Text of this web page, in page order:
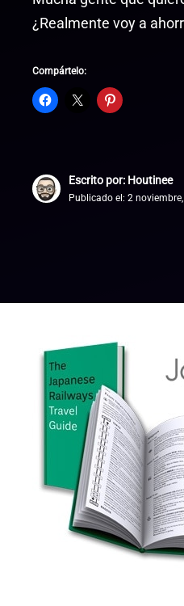
¿Realmente voy a
Compártelo:
Escrito por: Houtinee
Publicado el: 2